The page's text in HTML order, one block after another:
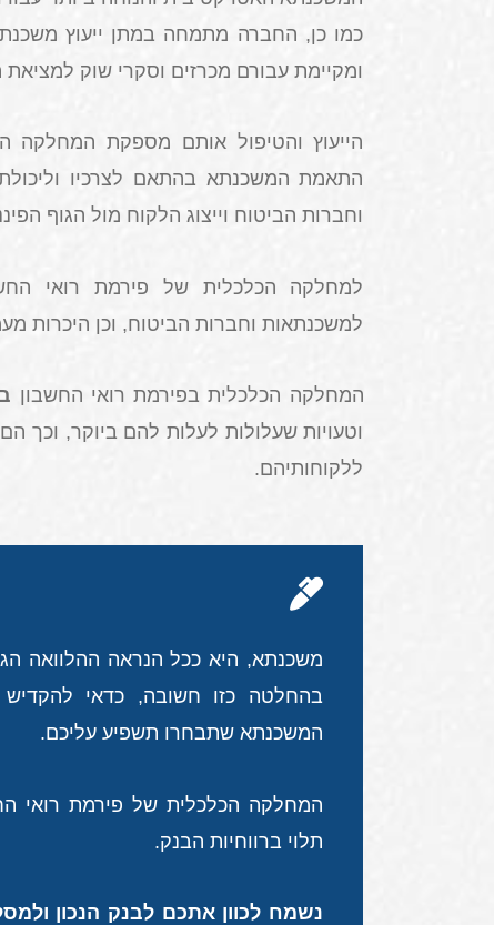
כמו כן, החברה מתמחה במתן ייעוץ
ומקיימת עבורם מכרזים וסקרי שוק
הייעוץ והטיפול אותם מספקת המחלקה
התאמת המשכנתא בהתאם לצרכיו
וחברות הביטוח וייצוג הלקוח מול הגוף
למחלקה הכלכלית של פירמת רואי
למשכנתאות וחברות הביטוח, וכן היכרות
המחלקה הכלכלית בפירמת רואי החשבון
וטעויות שעלולות לעלות להם ביוקר,
ללקוחותיהם.
משכנתא, היא ככל הנראה ההלוואה
בהחלטה כזו חשובה, כדאי
המשכנתא שתבחרו תשפיע עליכם.
המחלקה הכלכלית של פירמת רואי
תלוי ברווחיות הבנק.
נשמח לכוון אתכם לבנק הנכון